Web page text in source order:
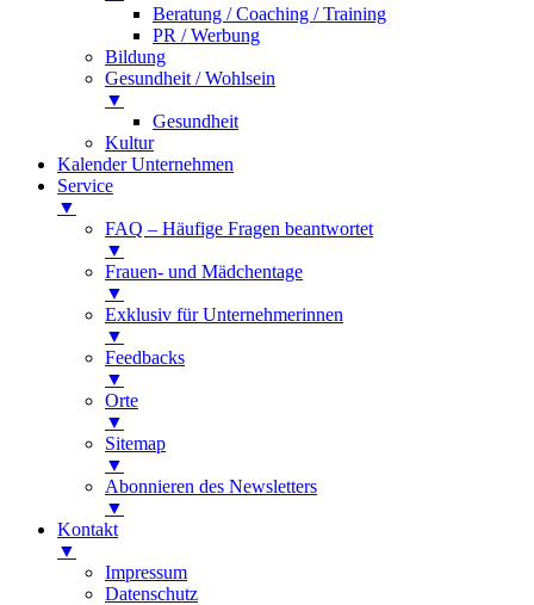
Beratung / Coaching / Training
PR / Werbung
Bildung
Gesundheit / Wohlsein
▼
Gesundheit
Kultur
Kalender Unternehmen
Service
▼
FAQ – Häufige Fragen beantwortet
▼
Frauen- und Mädchentage
▼
Exklusiv für Unternehmerinnen
▼
Feedbacks
▼
Orte
▼
Sitemap
▼
Abonnieren des Newsletters
▼
Kontakt
▼
Impressum
Datenschutz